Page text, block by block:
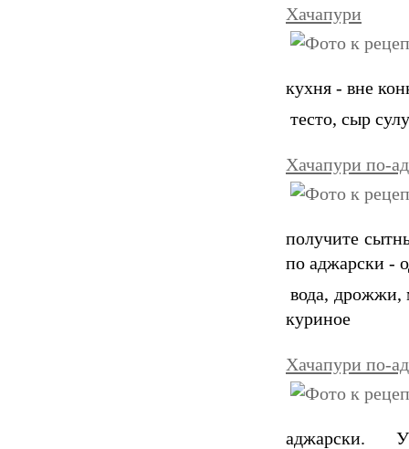
Хачапури
кухня - вне
тесто, сыр
Хачапури по-
получите
по аджарски -
вода, дрожжи,
куриное
Хачапури по-
аджарски.